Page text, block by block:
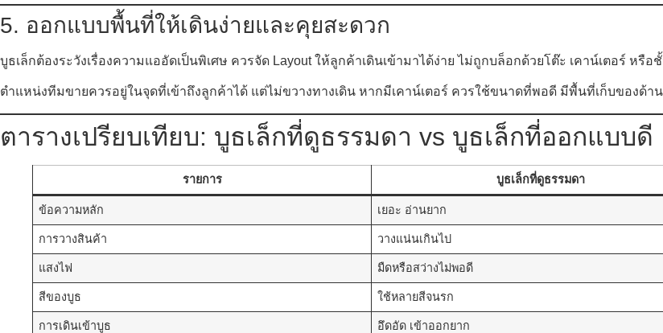
5. ออกแบบพื้นที่ให้เดินง่ายและคุยสะดวก
บูธเล็กต้องระวังเรื่องความแออัดเป็นพิเศษ ควรจัด Layout ให้ลูกค้าเดินเข้ามาได้ง่าย ไม่ถูกบล็อกด้วยโต๊ะ เคาน์เตอร์ หรือ
ตำแหน่งทีมขายควรอยู่ในจุดที่เข้าถึงลูกค้าได้ แต่ไม่ขวางทางเดิน หากมีเคาน์เตอร์ ควรใช้ขนาดที่พอดี มีพื้นที่เก็บของด้
ตารางเปรียบเทียบ: บูธเล็กที่ดูธรรมดา vs บูธเล็กที่ออกแบบดี
รายการ บูธเล็กที่ดูธรรมดา
ข้อความหลัก เยอะ อ่านยาก
การวางสินค้า วางแน่นเกินไป
แสงไฟ มืดหรือสว่างไม่พอดี
สีของบูธ ใช้หลายสีจนรก
การเดินเข้าบูธ อึดอัด เข้าออกยาก